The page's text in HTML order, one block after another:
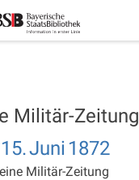
Militär-Zeitung
15.Juni 1872
Militär-Zeitung